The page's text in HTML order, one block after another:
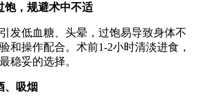
饱，规避术中不适
发低血糖、头晕，过饱易导致身体不
和操作配合。术前1-2小时清淡进食，
稳妥的选择。
、吸烟